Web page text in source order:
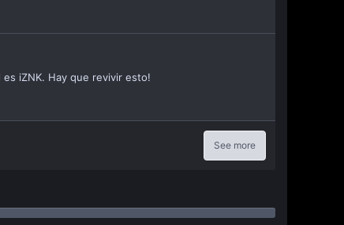
iZNK. Hay que revivir esto!
See more